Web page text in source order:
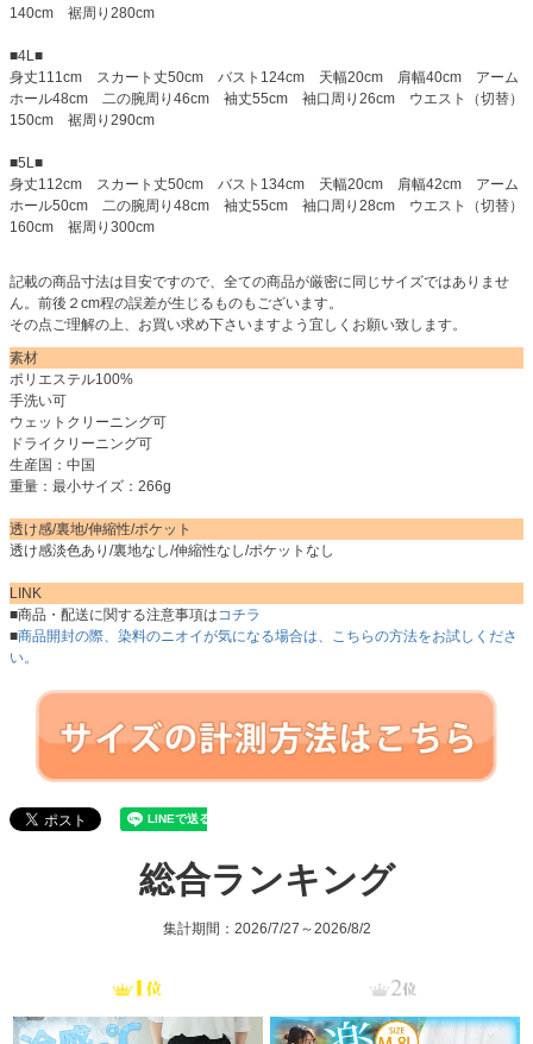
140cm 裾周り280cm
■4L■
身丈111cm スカート丈50cm バスト124cm 天幅20cm 肩幅40cm アーム
ホール48cm 二の腕周り46cm 袖丈55cm 袖口周り26cm ウエスト（切替）
150cm 裾周り290cm
■5L■
身丈112cm スカート丈50cm バスト134cm 天幅20cm 肩幅42cm アーム
ホール50cm 二の腕周り48cm 袖丈55cm 袖口周り28cm ウエスト（切替）
160cm 裾周り300cm
記載の商品寸法は目安ですので、全ての商品が厳密に同じサイズではありませ
ん。前後２cm程の誤差が生じるものもございます。
その点ご理解の上、お買い求め下さいますよう宜しくお願い致します。
素材
ポリエステル100%
手洗い可
ウェットクリーニング可
ドライクリーニング可
生産国：中国
重量：最小サイズ：266g
透け感/裏地/伸縮性/ポケット
透け感淡色あり/裏地なし/伸縮性なし/ポケットなし
LINK
■商品・配送に関する注意事項はコチラ
■商品開封の際、染料のニオイが気になる場合は、こちらの方法をお試しくださ
い。
総合ランキング
集計期間：2026/7/27～2026/8/2